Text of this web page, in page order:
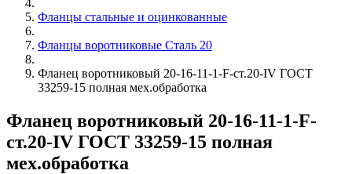
Фланцы стальные и оцинкованные
Фланцы воротниковые Сталь 20
Фланец воротниковый 20-16-11-1-F-ст.20-IV ГОСТ
33259-15 полная мех.обработка
Фланец воротниковый 20-16-11-1-F-
ст.20-IV ГОСТ 33259-15 полная
мех.обработка